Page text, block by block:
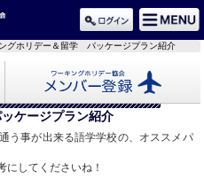
グホリデー＆留学 パッケージプラン紹介
メンバー登録
ケージプラン紹介
う事が出来る語学学校の、オススメパ
にしてくださいね！